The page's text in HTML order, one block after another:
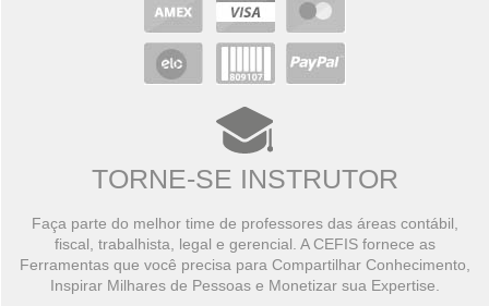
TORNE-SE INSTRUTOR
Faça parte do melhor time de professores das áreas contábil,
fiscal, trabalhista, legal e gerencial. A CEFIS fornece as
Ferramentas que você precisa para Compartilhar Conhecimento,
Inspirar Milhares de Pessoas e Monetizar sua Expertise.